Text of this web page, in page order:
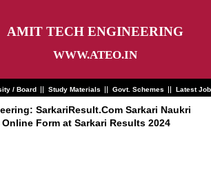
AMIT TECH ENGINEERING
WWW.ATEO.IN
/ Board Study Materials Govt. Schemes Latest
SarkariResult.Com Sarkari Naukri
Form at Sarkari Results 2024